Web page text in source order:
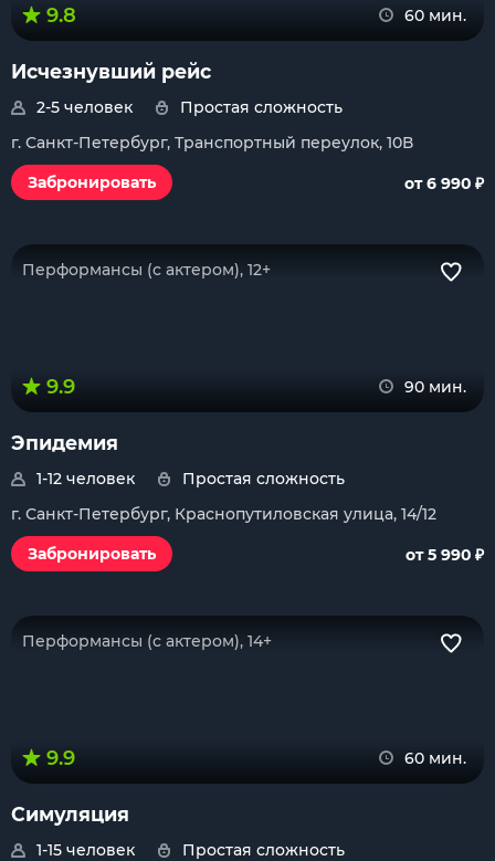
9.8 60 мин.
Исчезнувший рейс
2-5 человек
Простая сложность
г. Санкт-Петербург, Транспортный переулок, 10В
Забронировать
от 6 990 ₽
Перформансы (с актером), 12+
9.9 90 мин.
Эпидемия
1-12 человек
Простая сложность
г. Санкт-Петербург, Краснопутиловская улица, 14/12
Забронировать
от 5 990 ₽
Перформансы (с актером), 14+
9.9 60 мин.
Симуляция
1-15 человек
Простая сложность